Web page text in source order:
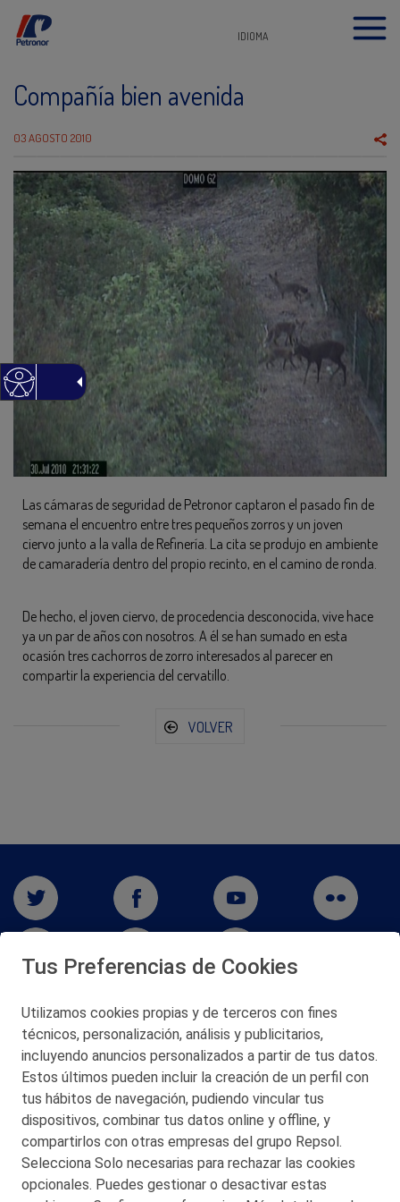
IDIOMA
Compañía bien avenida
03 AGOSTO 2010
Las cámaras de seguridad de Petronor captaron el pasado fin de
semana el encuentro entre tres pequeños zorros y un joven
ciervo junto a la valla de Refinería. La cita se produjo en ambiente
de camaradería dentro del propio recinto, en el camino de ronda.
De hecho, el joven ciervo, de procedencia desconocida, vive hace
ya un par de años con nosotros. A él se han sumado en esta
ocasión tres cachorros de zorro interesados al parecer en
compartir la experiencia del cervatillo.
VOLVER
San Martín 5-Edificio Muñatones,
48550 Muskiz (Bizkaia)
Telf. 946 357 000
© 2026 Petronor S.A.
CONTACTO
Tus Preferencias de Cookies
Utilizamos cookies propias y de terceros con fines
técnicos, personalización, análisis y publicitarios,
incluyendo anuncios personalizados a partir de tus datos.
Estos últimos pueden incluir la creación de un perfil con
tus hábitos de navegación, pudiendo vincular tus
dispositivos, combinar tus datos online y offline, y
compartirlos con otras empresas del grupo Repsol.
Selecciona Solo necesarias para rechazar las cookies
opcionales. Puedes gestionar o desactivar estas